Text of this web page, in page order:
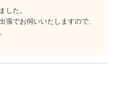
した。
張でお伺いいたしますので、